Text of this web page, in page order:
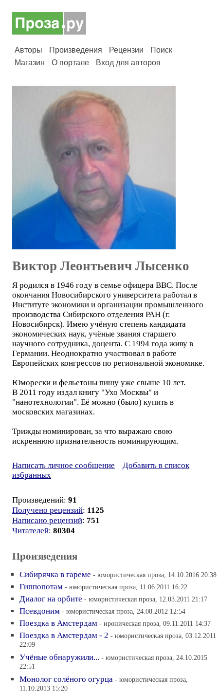
Авторы Произведения Рецензии
Поиск
Магазин
О портале Вход для авторов
Виктор Леонтьевич Лысенко
Я родился в 1946 году в семье офицера ВВС. После
окончания Новосибирского университета работал в
Институте экономики и организации промышленного
производства Сибирского отделения РАН (г.
Новосибирск). Имею учёную степень кандидата
экономических наук, учёные звания старшего
научного сотрудника, доцента. С 1994 года живу в
Германии. Неоднократно участвовал в работе
Европейских конгрессов по региональной экономике.
Юморески и фельетоны пишу уже свыше 10 лет.
В 2011 году издал книгу "Ухо Москвы" и
"нанотехнологии". Её можно (было) купить в
московских магазинах.
Трижды номинирован, за что выражаю свою
искреннюю признательность номинирующим.
Написать личное сообщение
Добавить в список
избранных
Произведений: 91
Получено рецензий: 1125
Написано рецензий: 751
Читателей: 80304
Произведения
Сибирячка в гареме - юмористическая проза, 14.10.2016 20:38
Гиппопотам - юмористическая проза, 11.06.2011 16:22
Диалог на орбите - юмористическая проза, 12.03.2011 21:17
Псевдоним - юмористическая проза, 24.08.2012 12:54
Поездка в Амстердам - ироническая проза, 09.11.2011 14:37
Поездка в Амстердам - 2 - юмористическая проза, 03.12.2011
22:09
Учёные обнаружили... - юмористическая проза, 24.10.2015
22:51
Монолог солёного огурца - юмористическая проза,
11.10.2013 15:20